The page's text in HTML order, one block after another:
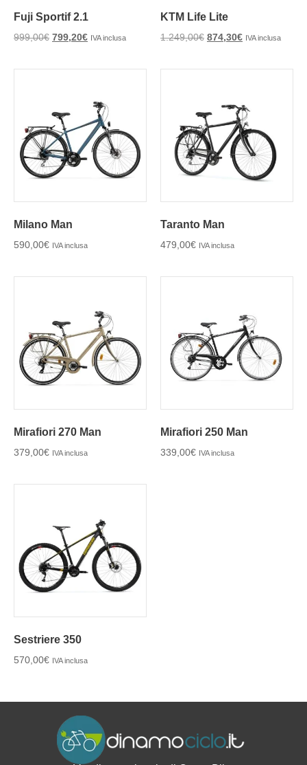
Fuji Sportif 2.1
999,00€ 799,20€ IVA inclusa
KTM Life Lite
1.249,00€ 874,30€ IVA inclusa
Milano Man
590,00€ IVA inclusa
Taranto Man
479,00€ IVA inclusa
Mirafiori 270 Man
379,00€ IVA inclusa
Mirafiori 250 Man
339,00€ IVA inclusa
Sestriere 350
570,00€ IVA inclusa